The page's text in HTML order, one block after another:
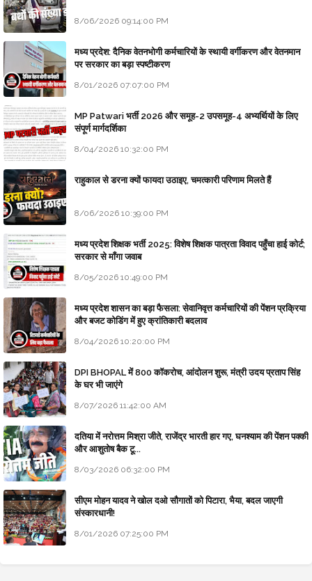
8/06/2026 09:14:00 PM
मध्य प्रदेश: दैनिक वेतनभोगी कर्मचारियों के स्थायी वर्गीकरण और वेतनमान
पर सरकार का बड़ा स्पष्टीकरण
8/01/2026 07:07:00 PM
MP Patwari भर्ती 2026 और समूह-2 उपसमूह-4 अभ्यर्थियों के लिए
संपूर्ण मार्गदर्शिका
8/04/2026 10:32:00 PM
राहुकाल से डरना क्यों फायदा उठाइए, चमत्कारी परिणाम मिलते हैं
8/06/2026 10:39:00 PM
मध्य प्रदेश शिक्षक भर्ती 2025: विशेष शिक्षक पात्रता विवाद पहुँचा हाई कोर्ट;
सरकार से माँगा जवाब
8/05/2026 10:49:00 PM
मध्य प्रदेश शासन का बड़ा फैसला: सेवानिवृत्त कर्मचारियों की पेंशन प्रक्रिया
और बजट कोडिंग में हुए क्रांतिकारी बदलाव
8/04/2026 10:20:00 PM
DPI BHOPAL में 800 कॉकरोच, आंदोलन शुरू, मंत्री उदय प्रताप सिंह
के घर भी जाएंगे
8/07/2026 11:42:00 AM
दतिया में नरोत्तम मिश्रा जीते, राजेंद्र भारती हार गए, घनश्याम की पेंशन पक्की
और आशुतोष बैक टू...
8/03/2026 06:32:00 PM
सीएम मोहन यादव ने खोल दओ सौगातों को पिटारा, भैया, बदल जाएगी
संस्कारधानी!
8/01/2026 07:25:00 PM